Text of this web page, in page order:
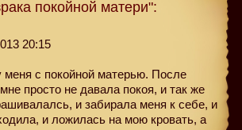
покойной матери":
20:15
меня с покойной матерью. После
просто не давала покоя, и так же
и забирала меня к себе, и
и ложилась на мою кровать, а